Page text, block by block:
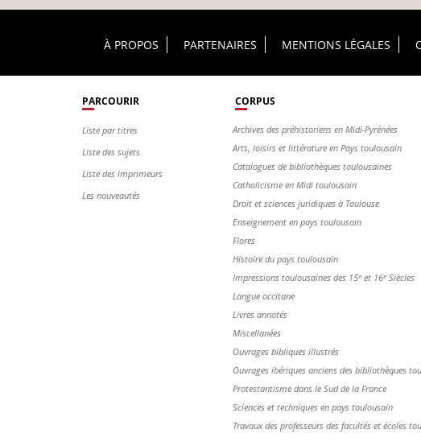
Footer Principal
À PROPOS PARTENAIRES MENTIONS LÉGALES
PARCOURIR
Liste par titres
Liste des sujets
Liste des imprimeurs
Les nouveautés
CORPUS
Archives des préhistoriens en Midi-Pyrénées
Arts, loisirs et littérature en Pays toulousain
Catalogues de bibliothèques toulousaines
Catholicisme en Midi toulousain
Droit et sciences juridiques à Toulouse
Enseignement en pays toulousain
Flores
Histoire du pays toulousain
Impressions toulousaines des 15ᵉ et 16ᵉ Siècles
Langue occitane
Livres annotés
Miscellanées
Ouvrages bibliques illustrés
Ouvrages ibériques anciens des bibliothèques
Protestantisme dans le Sud de la France
Sciences et techniques en pays toulousain
Travaux des professeurs des facultés et écoles